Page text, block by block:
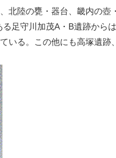
陸の甕・器台、畿内の壺
足守川加茂A・B遺跡から
いる。この他にも高塚遺